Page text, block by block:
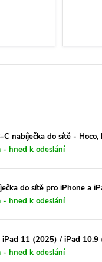
C nabíječka do sítě -
- hned k odeslání
do sítě pro iPhone a
- hned k odeslání
iPad 11 (2025) / iPad
- hned k odeslání